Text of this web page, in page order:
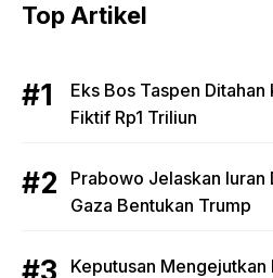
Top Artikel
Eks Bos Taspen
Fiktif Rp1 Triliun
Prabowo Jelaskan Iuran
Gaza Bentukan Trump
Keputusan Mengejutkan